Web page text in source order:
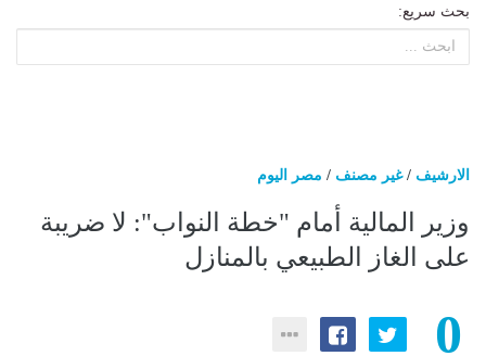
بحث سريع:
الارشيف /غير مصنف / مصر اليوم
وزير المالية أمام "خطة النواب": لا ضريبة
على الغاز الطبيعي بالمنازل
0